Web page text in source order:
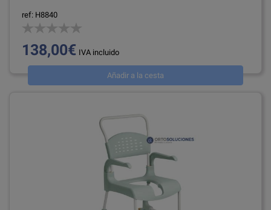
ref: H8840
138,00€ IVA incluido
Añadir a la cesta